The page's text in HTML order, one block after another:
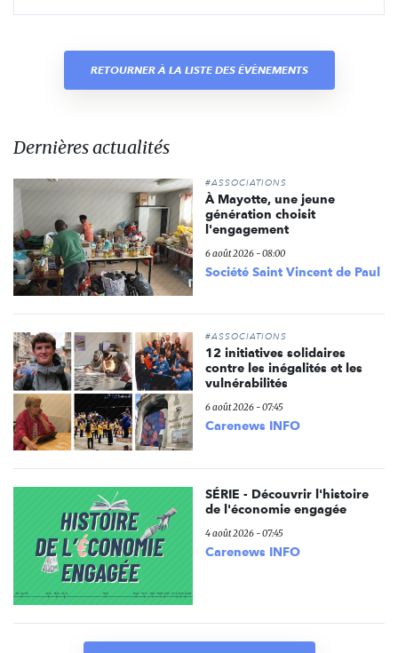
RETOURNER À LA LISTE DES ÉVÈNEMENTS
Dernières actualités
#ASSOCIATIONS
À Mayotte, une jeune
génération choisit
l'engagement
6 août 2026 - 08:00
Société Saint Vincent de Paul
#ASSOCIATIONS
12 initiatives solidaires
contre les inégalités et les
vulnérabilités
6 août 2026 - 07:45
Carenews INFO
SÉRIE - Découvrir l'histoire
de l'économie engagée
4 août 2026 - 07:45
Carenews INFO